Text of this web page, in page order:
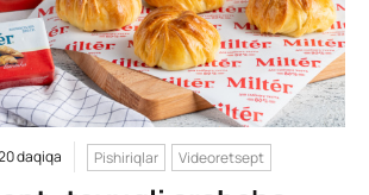
daqiqa Pishiriqlar Videoretsept